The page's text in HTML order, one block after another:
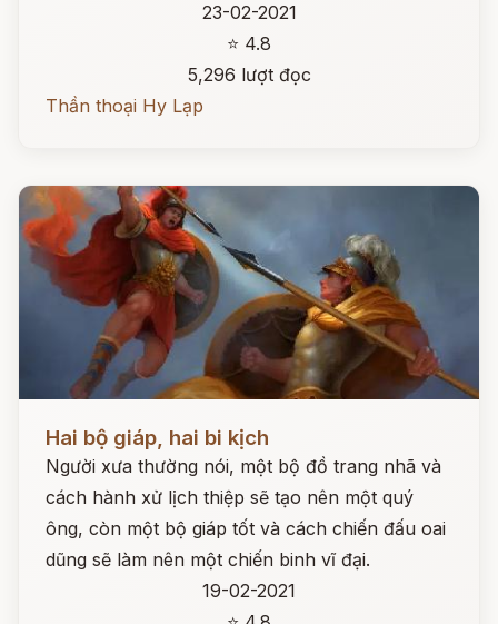
23-02-2021
⭐ 4.8
5,296 lượt đọc
Thần thoại Hy Lạp
Hai bộ giáp, hai bi kịch
Người xưa thường nói, một bộ đồ trang nhã và
cách hành xử lịch thiệp sẽ tạo nên một quý
ông, còn một bộ giáp tốt và cách chiến đấu oai
dũng sẽ làm nên một chiến binh vĩ đại.
19-02-2021